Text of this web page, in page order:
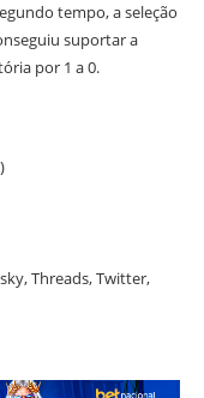
tempo, a seleção
suportar a
por 1 a 0.
Threads, Twitter,